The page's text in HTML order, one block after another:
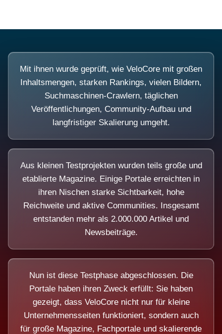
Mit ihnen wurde geprüft, wie VeloCore mit großen
Inhaltsmengen, starken Rankings, vielen Bildern,
Suchmaschinen-Crawlern, täglichen
Veröffentlichungen, Community-Aufbau und
langfristiger Skalierung umgeht.
Aus kleinen Testprojekten wurden teils große und
etablierte Magazine. Einige Portale erreichten in
ihren Nischen starke Sichtbarkeit, hohe
Reichweite und aktive Communities. Insgesamt
entstanden mehr als 2.000.000 Artikel und
Newsbeiträge.
Nun ist diese Testphase abgeschlossen. Die
Portale haben ihren Zweck erfüllt: Sie haben
gezeigt, dass VeloCore nicht nur für kleine
Unternehmensseiten funktioniert, sondern auch
für große Magazine, Fachportale und skalierende